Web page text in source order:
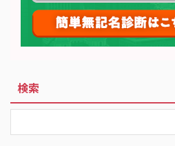
検索